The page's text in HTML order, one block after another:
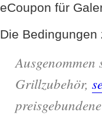
eCoupon für
Die Bedingungen
Grillzubehör,